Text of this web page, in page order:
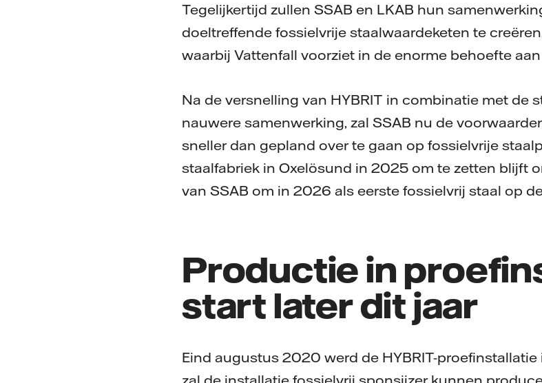
Tegelijkertijd zullen SSAB en LKAB hun
doeltreffende fossielvrije staalwaardeketen te
waarbij Vattenfall voorziet in de enorme behoefte
Na de versnelling van HYBRIT in combinatie met de
nauwere samenwerking, zal SSAB nu de
sneller dan gepland over te gaan op fossielvrije
staalfabriek in Oxelösund in 2025 om te zetten blijft
van SSAB om in 2026 als eerste fossielvrij staal op
Productie in
start later dit jaar
Eind augustus 2020 werd de HYBRIT-